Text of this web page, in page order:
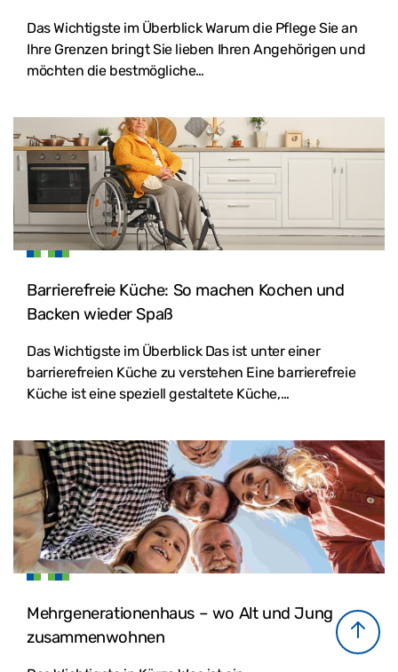
Das Wichtigste im Überblick Warum die Pflege Sie an
Ihre Grenzen bringt Sie lieben Ihren Angehörigen und
möchten die bestmögliche…
Barrierefreie Küche: So machen Kochen und
Backen wieder Spaß
Das Wichtigste im Überblick Das ist unter einer
barrierefreien Küche zu verstehen Eine barrierefreie
Küche ist eine speziell gestaltete Küche,…
Mehrgenerationenhaus – wo Alt und Jung
zusammenwohnen